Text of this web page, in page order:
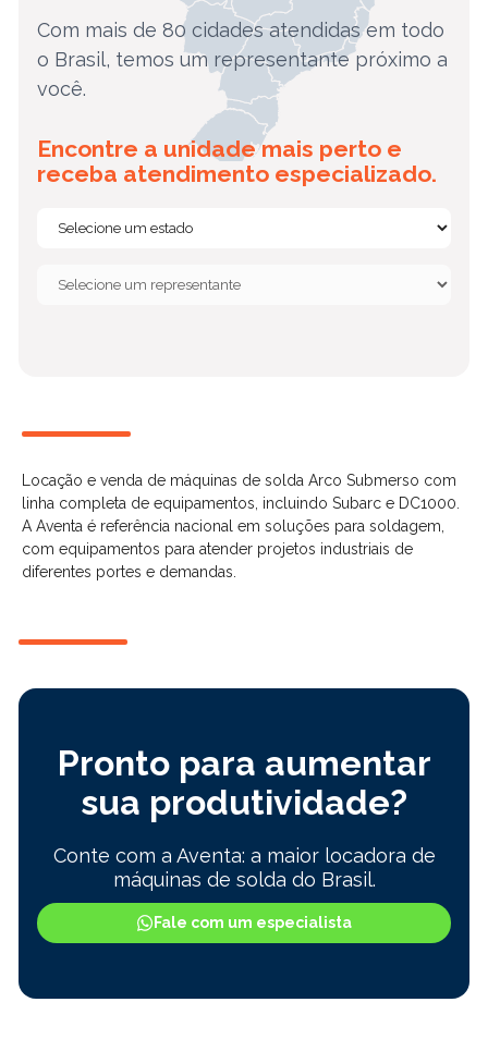
Com mais de 80 cidades atendidas em todo
o Brasil, temos um representante próximo a
você.
Encontre a unidade mais perto e
receba atendimento especializado.
Locação e venda de máquinas de solda Arco Submerso com
linha completa de equipamentos, incluindo Subarc e DC1000.
A Aventa é referência nacional em soluções para soldagem,
com equipamentos para atender projetos industriais de
diferentes portes e demandas.
Pronto para aumentar
sua produtividade?
Conte com a Aventa: a maior locadora de
máquinas de solda do Brasil.
Fale com um especialista